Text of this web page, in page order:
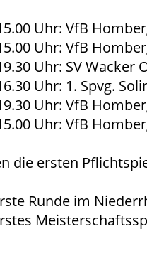
Uhr: VfB
Uhr: VfB
Uhr: SV
Uhr: 1. Spvg.
Uhr: VfB
Uhr: VfB
die ersten
Runde im